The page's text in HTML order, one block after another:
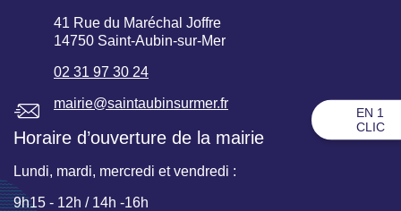
41 Rue du Maréchal Joffre
14750 Saint-Aubin-sur-Mer
02 31 97 30 24
mairie@saintaubinsurmer.fr
Horaire d’ouverture de la mairie
Lundi, mardi, mercredi et vendredi :
9h15 - 12h / 14h -16h
EN 1
CLIC